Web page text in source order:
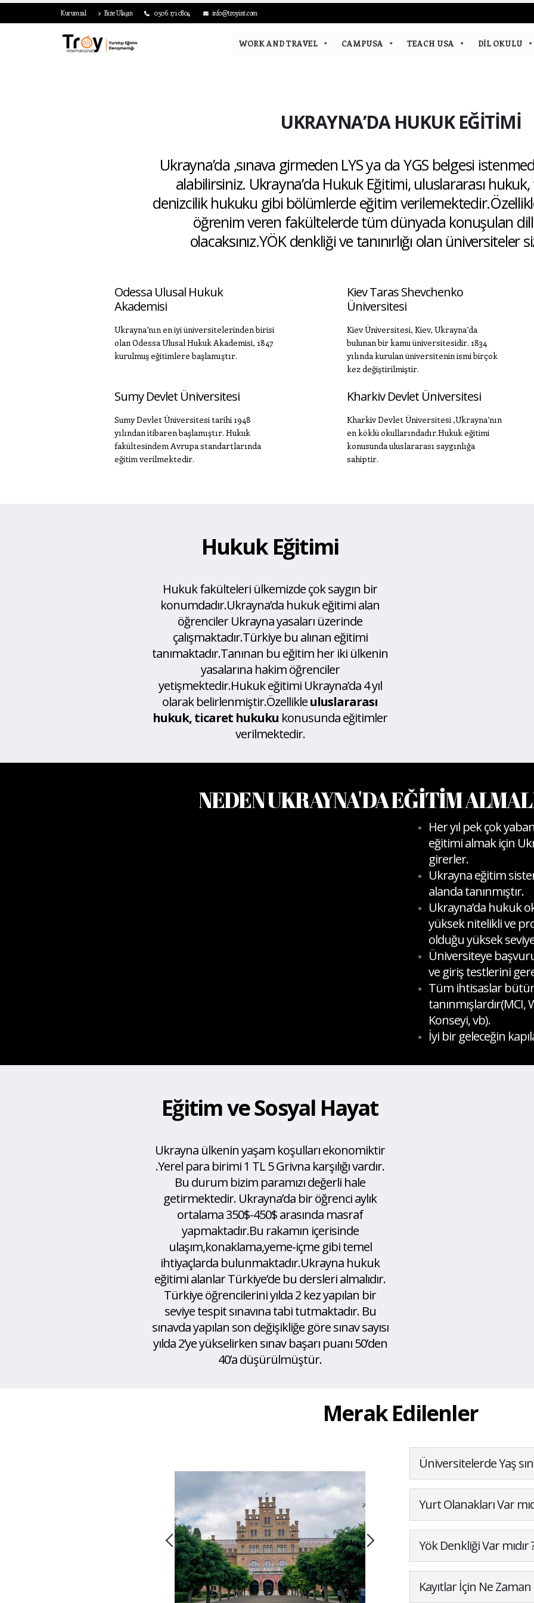
Kurumsal Bize Ulaşın 0506 171 0804 info@troyint.com
WORK AND TRAVEL CAMPUSA TEACH USA DIL OKULU
UKRAYNA’DA HUKUK EĞİTİMİ
Ukrayna’da ,sınava girmeden LYS ya da YGS belgesi
alabilirsiniz. Ukrayna’da Hukuk Eğitimi, uluslararası
denizcilik hukuku gibi bölümlerde eğitim
öğrenim veren fakültelerde tüm dünyada konuşulan
olacaksınız.YÖK denkliği ve tanınırlığı olan üniversiteler
Odessa Ulusal Hukuk
Akademisi
Ukrayna’nın en iyi üniversitelerinden birisi
olan Odessa Ulusal Hukuk Akademisi, 1847
kurulmuş eğitimlere başlamıştır.
Kiev Taras Shevchenko
Üniversitesi
Kiev Üniversitesi, Kiev, Ukrayna’da
bulunan bir kamu üniversitesidir. 1834
yılında kurulan üniversitenin ismi birçok
kez değiştirilmiştir.
Sumy Devlet Üniversitesi
Sumy Devlet Üniversitesi tarihi 1948
yılından itibaren başlamıştır. Hukuk
fakültesindem Avrupa standartlarında
eğitim verilmektedir.
Kharkiv Devlet Üniversitesi
Kharkiv Devlet Üniversitesi ,Ukrayna’nın
en köklü okullarındadır.Hukuk eğitimi
konusunda uluslararası saygınlığa
sahiptir.
Hukuk Eğitimi
Hukuk fakülteleri ülkemizde çok saygın bir
konumdadır.Ukrayna’da hukuk eğitimi alan
öğrenciler Ukrayna yasaları üzerinde
çalışmaktadır.Türkiye bu alınan eğitimi
tanımaktadır.Tanınan bu eğitim her iki ülkenin
yasalarına hakim öğrenciler
yetişmektedir.Hukuk eğitimi Ukrayna’da 4 yıl
olarak belirlenmiştir.Özellikleuluslararası
hukuk, ticaret hukuku konusunda eğitimler
verilmektedir.
NEDEN UKRAYNA'DA EĞİTİM
Her yıl pek çok
eğitimi almak için
girerler.
Ukrayna eğitim
alanda tanınmıştır.
Ukrayna’da hukuk
yüksek nitelikli ve
olduğu yüksek
Üniversiteye
ve giriş testlerini
Tüm ihtisaslar
tanınmışlardır(MCI,
Konseyi, vb).
İyi bir geleceğin
Eğitim ve Sosyal Hayat
Ukrayna ülkenin yaşam koşulları ekonomiktir
.Yerel para birimi 1 TL 5 Grivna karşılığı vardır.
Bu durum bizim paramızı değerli hale
getirmektedir. Ukrayna’da bir öğrenci aylık
ortalama 350$-450$ arasında masraf
yapmaktadır.Bu rakamın içerisinde
ulaşım,konaklama,yeme-içme gibi temel
ihtiyaçlarda bulunmaktadır.Ukrayna hukuk
eğitimi alanlar Türkiye’de bu dersleri almalıdır.
Türkiye öğrencilerini yılda 2 kez yapılan bir
seviye tespit sınavına tabi tutmaktadır. Bu
sınavda yapılan son değişikliğe göre sınav sayısı
yılda 2’ye yükselirken sınav başarı puanı 50’den
40’a düşürülmüştür.
Merak Edilenler
Üniversitelerde Yaş
Yurt Olanakları Var
Yök Denkliği Var mıdır
Kayıtlar İçin Ne